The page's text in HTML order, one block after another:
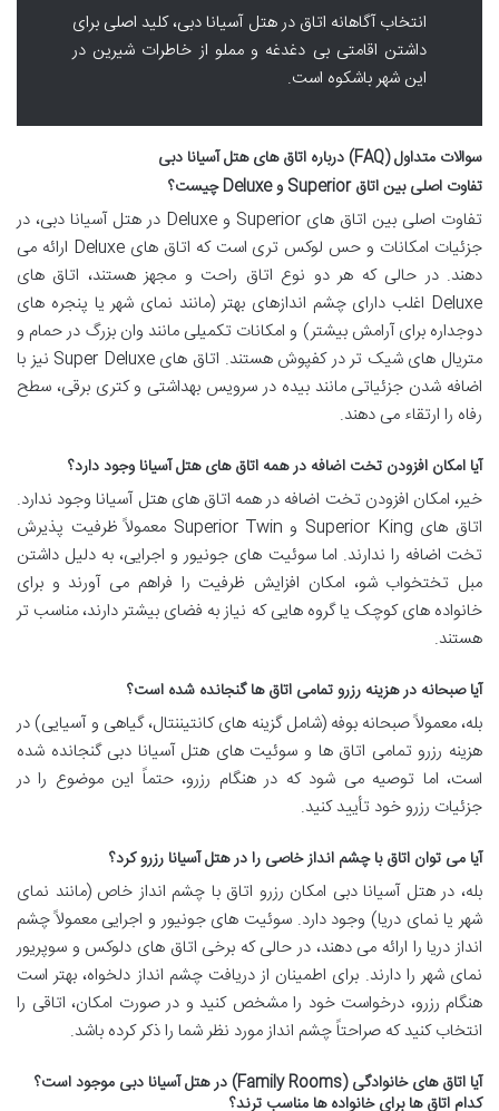
انتخاب آگاهانه اتاق در هتل آسیانا دبی، کلید اصلی برای
داشتن اقامتی بی دغدغه و مملو از خاطرات شیرین در
این شهر باشکوه است.
سوالات متداول (FAQ) درباره اتاق های هتل آسیانا دبی
تفاوت اصلی بین اتاق Superior و Deluxe چیست؟
تفاوت اصلی بین اتاق های Superior و Deluxe در هتل آسیانا دبی، در
جزئیات امکانات و حس لوکس تری است که اتاق های Deluxe ارائه می
دهند. در حالی که هر دو نوع اتاق راحت و مجهز هستند، اتاق های
Deluxe اغلب دارای چشم اندازهای بهتر (مانند نمای شهر یا پنجره های
دوجداره برای آرامش بیشتر) و امکانات تکمیلی مانند وان بزرگ در حمام و
متریال های شیک تر در کفپوش هستند. اتاق های Super Deluxe نیز با
اضافه شدن جزئیاتی مانند بیده در سرویس بهداشتی و کتری برقی، سطح
رفاه را ارتقاء می دهند.
آیا امکان افزودن تخت اضافه در همه اتاق های هتل آسیانا وجود دارد؟
خیر، امکان افزودن تخت اضافه در همه اتاق های هتل آسیانا وجود ندارد.
اتاق های Superior King و Superior Twin معمولاً ظرفیت پذیرش
تخت اضافه را ندارند. اما سوئیت های جونیور و اجرایی، به دلیل داشتن
مبل تختخواب شو، امکان افزایش ظرفیت را فراهم می آورند و برای
خانواده های کوچک یا گروه هایی که نیاز به فضای بیشتر دارند، مناسب تر
هستند.
آیا صبحانه در هزینه رزرو تمامی اتاق ها گنجانده شده است؟
بله، معمولاً صبحانه بوفه (شامل گزینه های کانتیننتال، گیاهی و آسیایی) در
هزینه رزرو تمامی اتاق ها و سوئیت های هتل آسیانا دبی گنجانده شده
است، اما توصیه می شود که در هنگام رزرو، حتماً این موضوع را در
جزئیات رزرو خود تأیید کنید.
آیا می توان اتاق با چشم انداز خاصی را در هتل آسیانا رزرو کرد؟
بله، در هتل آسیانا دبی امکان رزرو اتاق با چشم انداز خاص (مانند نمای
شهر یا نمای دریا) وجود دارد. سوئیت های جونیور و اجرایی معمولاً چشم
انداز دریا را ارائه می دهند، در حالی که برخی اتاق های دلوکس و سوپریور
نمای شهر را دارند. برای اطمینان از دریافت چشم انداز دلخواه، بهتر است
هنگام رزرو، درخواست خود را مشخص کنید و در صورت امکان، اتاقی را
انتخاب کنید که صراحتاً چشم انداز مورد نظر شما را ذکر کرده باشد.
آیا اتاق های خانوادگی (Family Rooms) در هتل آسیانا دبی موجود است؟
کدام اتاق ها برای خانواده ها مناسب ترند؟